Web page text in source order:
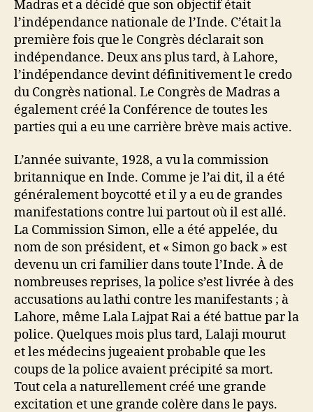
Madras et a décidé que son objectif était
l’indépendance nationale de l’Inde. C’était la
première fois que le Congrès déclarait son
indépendance. Deux ans plus tard, à Lahore,
l’indépendance devint définitivement le credo
du Congrès national. Le Congrès de Madras a
également créé la Conférence de toutes les
parties qui a eu une carrière brève mais active.
L’année suivante, 1928, a vu la commission
britannique en Inde. Comme je l’ai dit, il a été
généralement boycotté et il y a eu de grandes
manifestations contre lui partout où il est allé.
La Commission Simon, elle a été appelée, du
nom de son président, et « Simon go back » est
devenu un cri familier dans toute l’Inde. À de
nombreuses reprises, la police s’est livrée à des
accusations au lathi contre les manifestants ; à
Lahore, même Lala Lajpat Rai a été battue par la
police. Quelques mois plus tard, Lalaji mourut
et les médecins jugeaient probable que les
coups de la police avaient précipité sa mort.
Tout cela a naturellement créé une grande
excitation et une grande colère dans le pays.